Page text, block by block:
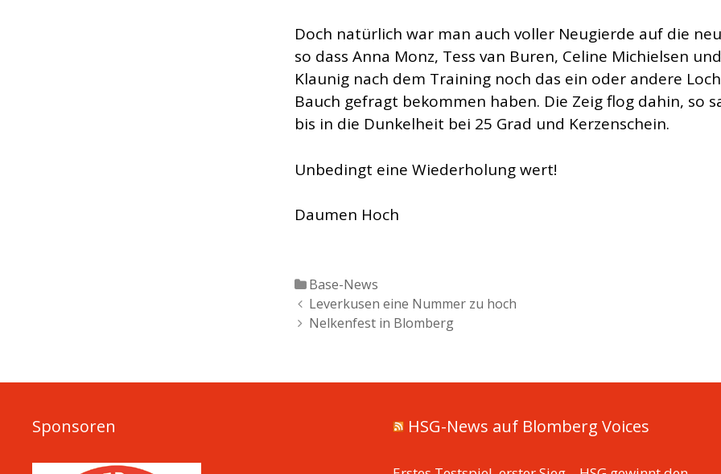
Doch natürlich war man auch voller Neugierde auf die
so dass Anna Monz, Tess van Buren, Celine Michielsen
Klaunig nach dem Training noch das ein oder andere
Bauch gefragt bekommen haben. Die Zeig flog dahin, so
bis in die Dunkelheit bei 25 Grad und Kerzenschein.
Unbedingt eine Wiederholung wert!
Daumen Hoch
Katgeorien
Base-News
Artikel-
Navigation
Leverkusen eine Nummer zu hoch
Nelkenfest in Blomberg
Sponsoren HSG-News auf Blomberg Voices